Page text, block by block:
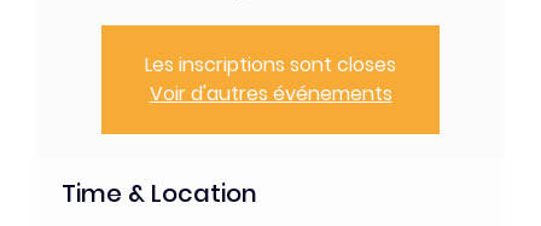
Les inscriptions sont closes
Voir d'autres événements
Time & Location